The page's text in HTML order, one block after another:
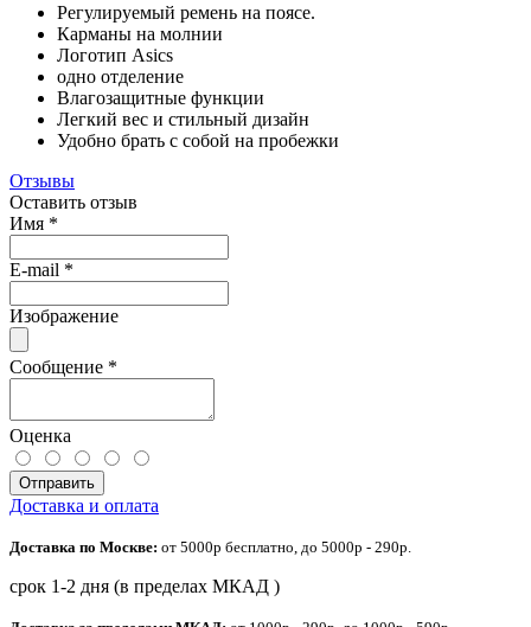
Регулируемый ремень на поясе.
Карманы на молнии
Логотип Asics
одно отделение
Влагозащитные функции
Легкий вес и стильный дизайн
Удобно брать с собой на пробежки
Отзывы
Оставить отзыв
Имя *
E-mail *
Изображение
Сообщение *
Оценка
Отправить
Доставка и оплата
Доставка по Москве: от 5000р бесплатно, до 5000р - 290р.
срок 1-2 дня (в пределах МКАД )